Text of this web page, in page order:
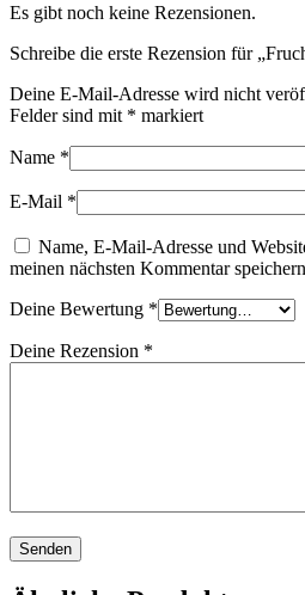
Es gibt noch keine Rezensionen.
Schreibe die erste Rezension für
Deine E-Mail-Adresse wird nicht
Felder sind mit * markiert
Name *
E-Mail *
Name, E-Mail-Adresse und
meinen nächsten Kommentar
Deine Bewertung *
Deine Rezension *